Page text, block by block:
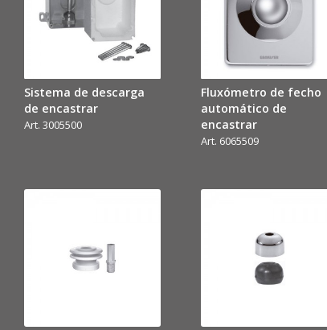
Sistema de descarga
de encastrar
Art. 3005500
Fluxómetro de fecho
automático de
encastrar
Art. 6065509